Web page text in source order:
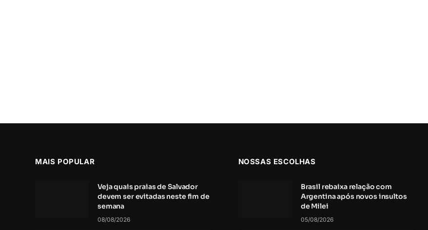
MAIS POPULAR
Veja quais praias de Salvador
devem ser evitadas neste fim de
semana
08/08/2026
NOSSAS ESCOLHAS
Brasil rebaixa relação com
Argentina após novos insultos
de Milei
05/08/2026